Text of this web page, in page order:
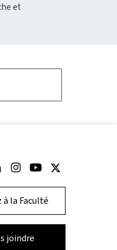
et
sur Facebook
nous sur LinkedIn
Suivez-nous sur Instagram
Suivez-nous sur
Suivez-nous sur
à la Faculté
joindre